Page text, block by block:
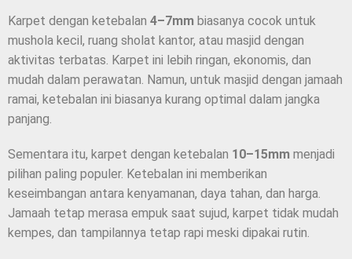
Karpet dengan ketebalan 4–7mm biasanya cocok untuk
mushola kecil, ruang sholat kantor, atau masjid dengan
aktivitas terbatas. Karpet ini lebih ringan, ekonomis, dan
mudah dalam perawatan. Namun, untuk masjid dengan jamaah
ramai, ketebalan ini biasanya kurang optimal dalam jangka
panjang.
Sementara itu, karpet dengan ketebalan 10–15mm menjadi
pilihan paling populer. Ketebalan ini memberikan
keseimbangan antara kenyamanan, daya tahan, dan harga.
Jamaah tetap merasa empuk saat sujud, karpet tidak mudah
kempes, dan tampilannya tetap rapi meski dipakai rutin.